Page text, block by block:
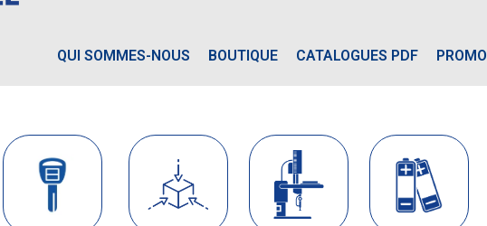
QUI SOMMES-NOUS BOUTIQUE CATALOGUES PDF PROMO